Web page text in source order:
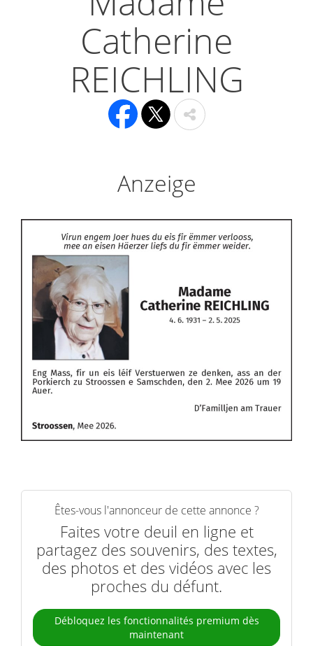
Catherine
REICHLING
Anzeige
Êtes-vous l'annonceur de cette annonce ?
Faites votre deuil en ligne et
partagez des souvenirs, des textes,
des photos et des vidéos avec les
proches du défunt.
Débloquez les fonctionnalités premium dès
maintenant